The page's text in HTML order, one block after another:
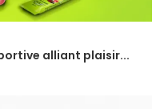
alliant plaisir...